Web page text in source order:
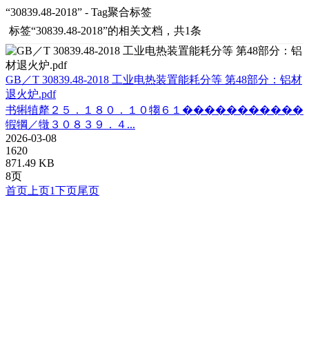
“30839.48-2018” - Tag聚合标签
标签“30839.48-2018”的相关文档，共1条
GB／T 30839.48-2018 工业电热装置能耗分等 第48部分：铝材
退火炉.pdf
书犐犆犛２５．１８０．１０犓６１�����������
犌犅／犜３０８３９．４...
2026-03-08
1620
871.49 KB
8页
首页 上页1下页尾页